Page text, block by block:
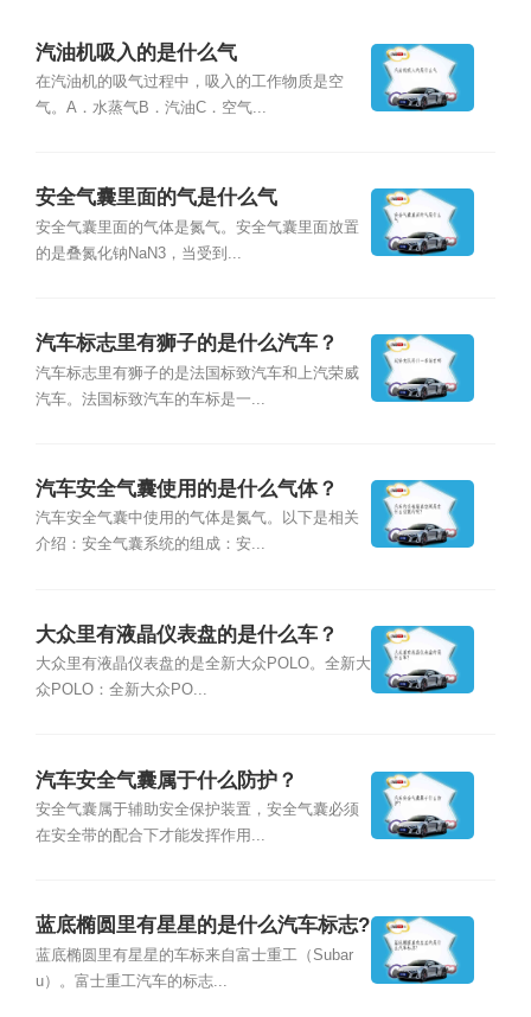
汽油机吸入的是什么气
在汽油机的吸气过程中，吸入的工作物质是空
气。A．水蒸气B．汽油C．空气...
安全气囊里面的气是什么气
安全气囊里面的气体是氮气。安全气囊里面放置
的是叠氮化钠NaN3，当受到...
汽车标志里有狮子的是什么汽车？
汽车标志里有狮子的是法国标致汽车和上汽荣威
汽车。法国标致汽车的车标是一...
汽车安全气囊使用的是什么气体？
汽车安全气囊中使用的气体是氮气。以下是相关
介绍：安全气囊系统的组成：安...
大众里有液晶仪表盘的是什么车？
大众里有液晶仪表盘的是全新大众POLO。全新大
众POLO：全新大众PO...
汽车安全气囊属于什么防护？
安全气囊属于辅助安全保护装置，安全气囊必须
在安全带的配合下才能发挥作用...
蓝底椭圆里有星星的是什么汽车标志?
蓝底椭圆里有星星的车标来自富士重工（Subar
u）。富士重工汽车的标志...